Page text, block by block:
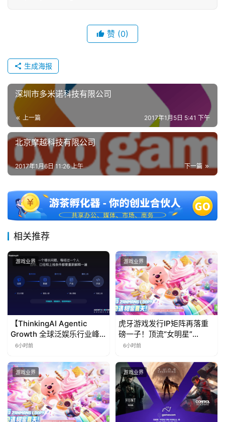
赞 (0)
生成海报
深圳市多米诺科技有限公司
上一篇 2017年1月5日 5:41 下午
北京摩越科技有限公司
下一篇
2017年1月6日 11:26 上午
相关推荐
游戏业界
【ThinkingAI Agentic
Growth 全球泛娱乐行业峰
会】Agent 时代，人到底负
6小时前
游戏业界
虎牙游戏发行IP矩阵再落重
磅一子！顶流“女明星”
ZANMANG LOOPY 正版3D
曝光
6小时前
游戏业界 游戏业界